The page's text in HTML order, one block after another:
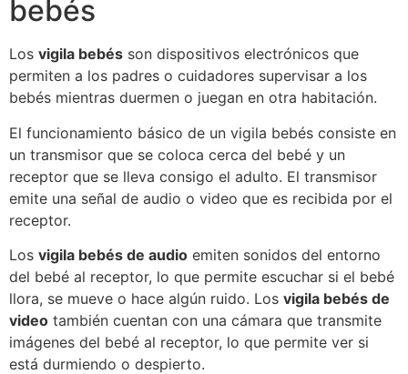
bebés
Los vigila bebés son dispositivos electrónicos que
permiten a los padres o cuidadores supervisar a los
bebés mientras duermen o juegan en otra habitación.
El funcionamiento básico de un vigila bebés consiste en
un transmisor que se coloca cerca del bebé y un
receptor que se lleva consigo el adulto. El transmisor
emite una señal de audio o video que es recibida por el
receptor.
Los vigila bebés de audio emiten sonidos del entorno
del bebé al receptor, lo que permite escuchar si el bebé
llora, se mueve o hace algún ruido. Los vigila bebés de
video también cuentan con una cámara que transmite
imágenes del bebé al receptor, lo que permite ver si
está durmiendo o despierto.